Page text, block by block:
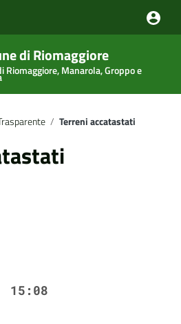
di Riomaggiore
Riomaggiore, Manarola, Groppo e
/ Terreni accatastati
15:08